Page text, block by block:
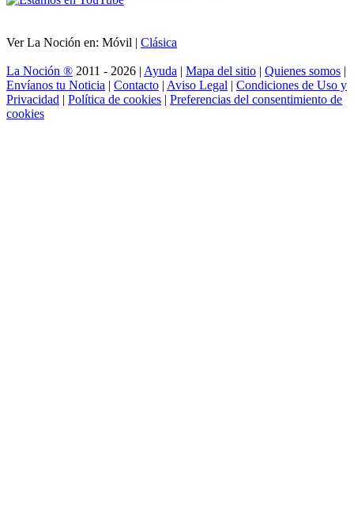
Ver La Noción en: Móvil | Clásica
La Noción ® 2011 - 2026 | Ayuda | Mapa del sitio | Quienes somos |
Envíanos tu Noticia | Contacto | Aviso Legal | Condiciones de Uso y
Privacidad | Política de cookies | Preferencias del consentimiento de
cookies